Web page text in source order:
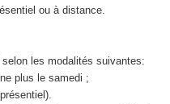
ou à distance.
les modalités suivantes:
plus le samedi ;